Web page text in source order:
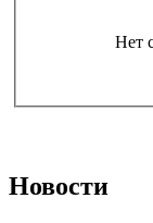
Нет
Новости